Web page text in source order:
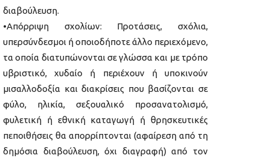
διαβούλευση.
•Απόρριψη σχολίων: Προτάσεις, σχόλια,
υπερσύνδεσμοι ή οποιοδήποτε άλλο περιεχόμενο,
τα οποία διατυπώνονται σε γλώσσα και με τρόπο
υβριστικό, χυδαίο ή περιέχουν ή υποκινούν
μισαλλοδοξία και διακρίσεις που βασίζονται σε
φύλο, ηλικία, σεξουαλικό προσανατολισμό,
φυλετική ή εθνική καταγωγή ή θρησκευτικές
πεποιθήσεις θα απορρίπτονται (αφαίρεση από τη
δημόσια διαβούλευση, όχι διαγραφή) από τον